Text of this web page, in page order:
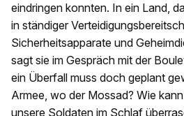
eindringen konnten. In ein Land,
in ständiger
Sicherheitsapparate und
sagt sie im Gespräch mit der
ein Überfall muss doch geplant
Armee, wo der Mossad? Wie
unsere Soldaten im Schlaf